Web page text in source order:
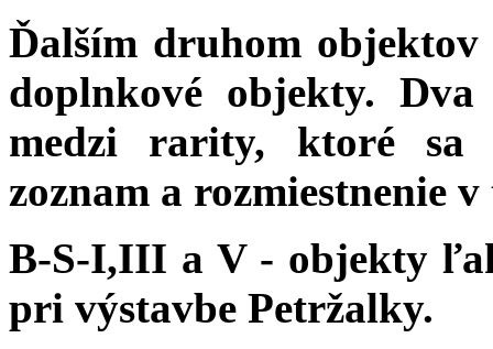
Ďalším druhom
doplnkové objekty.
medzi rarity, ktoré sa
zoznam a rozmiestnenie v
B-S-I,III a V - objekty
pri výstavbe Petržalky.